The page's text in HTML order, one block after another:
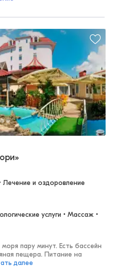
Лечение и оздоровление
услуги • Массаж •
пару минут. Есть бассейн
пещера. Питание на
далее